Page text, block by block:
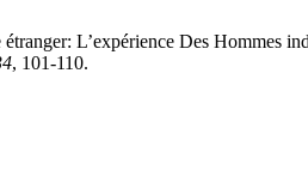
L’expérience Des Hommes
, 101-110.